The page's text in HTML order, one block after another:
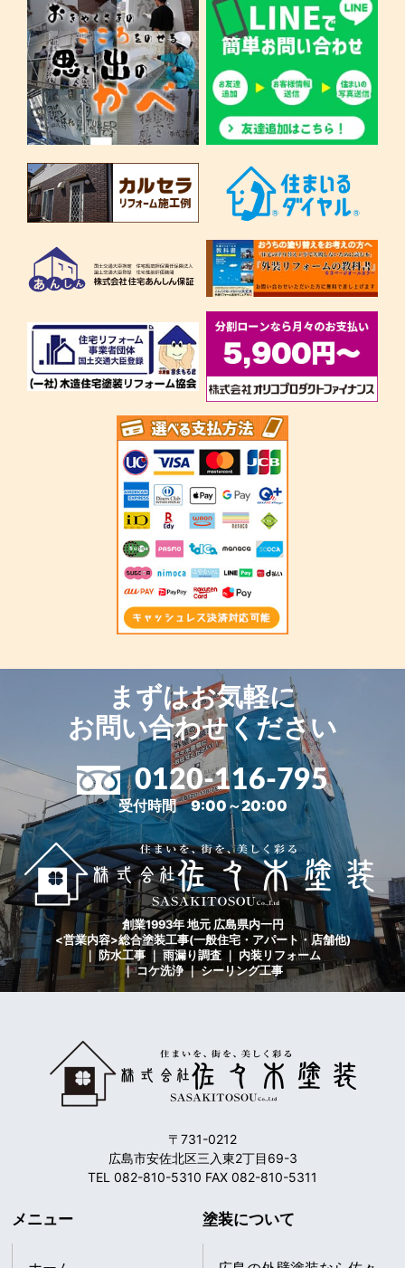
まずはお気軽に
お問い合わせください
0120-116-795
受付時間 9:00～20:00
創業1993年 地元 広島県内一円
<営業内容>総合塗装工事(一般住宅・アパート・店舗他)
｜ 防水工事 ｜ 雨漏り調査 ｜ 内装リフォーム
｜ コケ洗浄 ｜ シーリング工事
〒731-0212
広島市安佐北区三入東2丁目69-3
TEL 082-810-5310 FAX 082-810-5311
メニュー 塗装について